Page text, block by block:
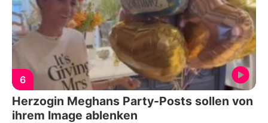
6
Herzogin Meghans Party-Posts sollen von
ihrem Image ablenken